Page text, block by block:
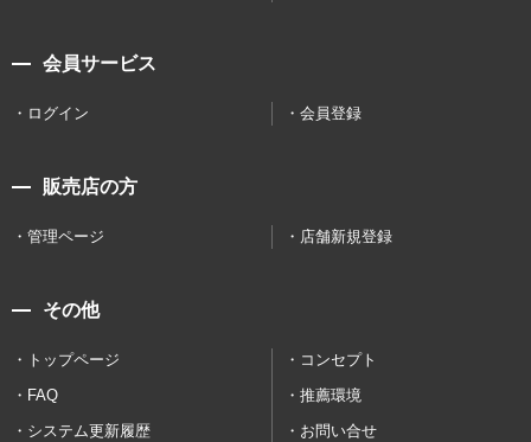
会員サービス
ログイン 会員登録
販売店の方
管理ページ 店舗新規登録
その他
トップページ
コンセプト
FAQ
推薦環境
システム更新履歴
お問い合せ